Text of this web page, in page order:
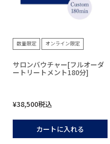
数量限定 オンライン限定
サロンバウチャー[フルオーダ
ートリートメント180分]
¥38,500税込
カートに入れる